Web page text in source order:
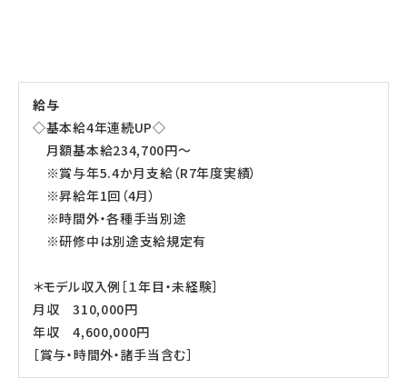
給与
◇基本給4年連続UP◇
月額基本給234,700円～
※賞与年5.4か月支給（R7年度実績）
※昇給年1回（4月）
※時間外・各種手当別途
※研修中は別途支給規定有
＊モデル収入例［１年目・未経験］
月収 310,000円
年収 4,600,000円
［賞与・時間外・諸手当含む］